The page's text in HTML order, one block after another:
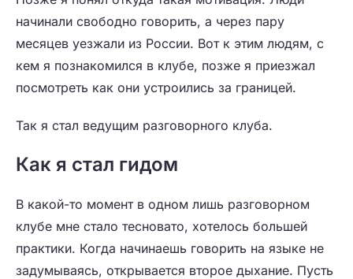
начинали свободно говорить, а через пару
месяцев уезжали из России. Вот к этим людям, с
кем я познакомился в клубе, позже я приезжал
посмотреть как они устроились за границей.
Так я стал ведущим разговорного клуба.
Как я стал гидом
В какой-то момент в одном лишь разговорном
клубе мне стало тесновато, хотелось большей
практики. Когда начинаешь говорить на языке не
задумываясь, открывается второе дыхание. Пусть